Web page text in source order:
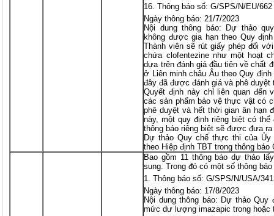
Thông báo số: G/SPS/N/EU/662
Ngày thông báo: 21/7/2023
Nội dung thông báo: Dự thảo
không được gia hạn theo Quy
Thành viên sẽ rút giấy phép đối
chứa clofentezine như một hoạt
dựa trên đánh giá đầu tiên về chất
ở Liên minh châu Âu theo Quy
đây đã được đánh giá và phê duyệt
Quyết định này chỉ liên quan
các sản phẩm bảo vệ thực vật có
phê duyệt và hết thời gian ân hạn
này, một quy định riêng biệt có
thông báo riêng biệt sẽ được đưa
Dự thảo Quy chế thực thi của
theo Hiệp định TBT trong thông báo
Bao gồm 11 thông báo dự thảo
sung. Trong đó có một số thông
Thông báo số: G/SPS/N/USA/
Ngày thông báo: 17/8/2023
Nội dung thông báo: Dự thảo
mức dư lượng imazapic trong hoặc